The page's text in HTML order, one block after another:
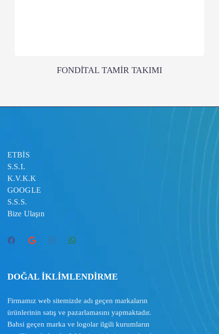
FONDİTAL TAMİR TAKIMI
ETBİS
S.S.L
K.V.K.K
GOOGLE
S.S.S.
Bize Ulaşın
DOĞAL İKLİMLENDİRME
Firmamız web sitemizde adı geçen markaların
ürünlerinin satış ve pazarlamasını yapmaktadır.
Bahsi geçen marka ve logolar ilgili kurumların